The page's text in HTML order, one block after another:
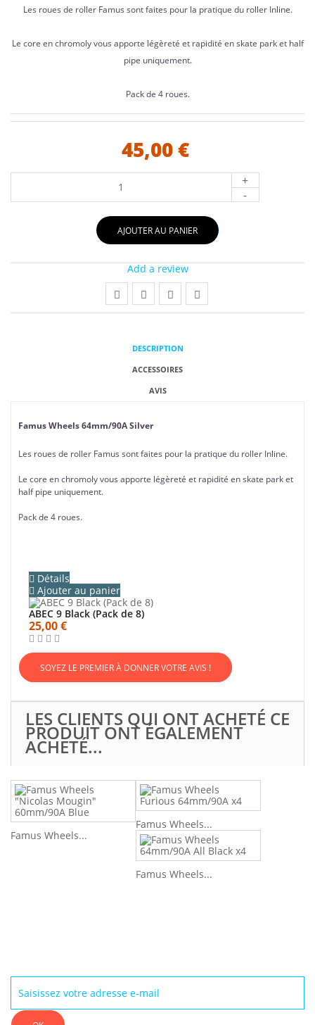
Les roues de roller Famus sont faites pour la pratique du roller Inline.
Le core en chromoly vous apporte légèreté et rapidité en skate park et half
pipe uniquement.
Pack de 4 roues.
45,00 €
+
-
AJOUTER AU PANIER
Add a review
DESCRIPTION
ACCESSOIRES
AVIS
Famus Wheels 64mm/90A Silver
Les roues de roller Famus sont faites pour la pratique du roller Inline.
Le core en chromoly vous apporte légèreté et rapidité en skate park et
half pipe uniquement.
Pack de 4 roues.
Détails
Ajouter au panier
ABEC 9 Black (Pack de 8)
25,00 €
SOYEZ LE PREMIER À DONNER VOTRE AVIS !
LES CLIENTS QUI ONT ACHETÉ CE
PRODUIT ONT ÉGALEMENT
ACHETÉ...
Famus Wheels...
Famus Wheels...
Famus Wheels...